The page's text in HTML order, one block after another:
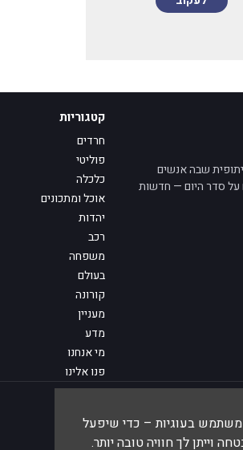
בעוגיות – כדי שיפעל
וייתן לך חוויה טובה יותר.
שבה אנשים
על סדר היום — חדשות
קטגוריות
חרדים
פוליטי
כלכלה
אוכל ומתכונים
יהדות
רכב
משפחה
בעולם
קורונה
מעניין
מדע
מי אנחנו
פנו אלינו